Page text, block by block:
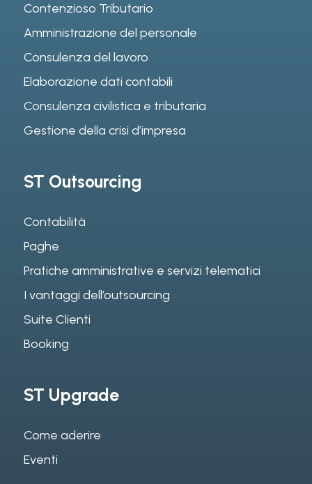
Contenzioso Tributario
Amministrazione del personale
Consulenza del lavoro
Elaborazione dati contabili
Consulenza civilistica e tributaria
Gestione della crisi d’impresa
ST Outsourcing
Contabilità
Paghe
Pratiche amministrative e servizi telematici
I vantaggi dell’outsourcing
Suite Clienti
Booking
ST Upgrade
Come aderire
Eventi